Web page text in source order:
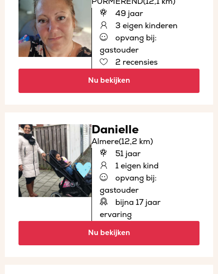
49 jaar
3 eigen kinderen
opvang bij:
gastouder
2 recensies
Nu bekijken
Danielle
Almere(12,2 km)
51 jaar
1 eigen kind
opvang bij:
gastouder
bijna 17 jaar
ervaring
Nu bekijken